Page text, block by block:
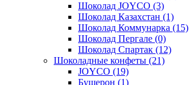
Шоколад JOYCO (3)
Шоколад Казахстан (1)
Шоколад Коммунарка (15)
Шоколад Пергале (0)
Шоколад Спартак (12)
Шоколадные конфеты (21)
JOYCO (19)
Бушерон (1)